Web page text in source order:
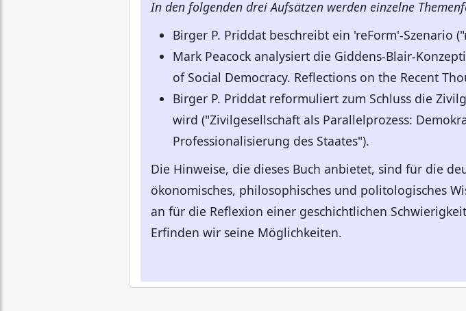
In den folgenden drei Aufsätzen werden einzelne
Birger P. Priddat beschreibt ein 'reForm'-Szenario
Mark Peacock analysiert die Giddens-Blair-
of Social Democracy. Reflections on the Recent
Birger P. Priddat reformuliert zum Schluss die
wird ("Zivilgesellschaft als Parallelprozess:
Professionalisierung des Staates").
Die Hinweise, die dieses Buch anbietet, sind für die
ökonomisches, philosophisches und politologisches
an für die Reflexion einer geschichtlichen
Erfinden wir seine Möglichkeiten.